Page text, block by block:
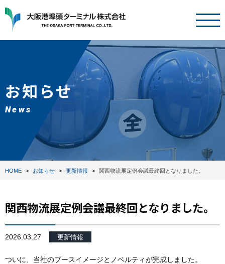
お知らせ
News
HOME お知らせ 更新情報 関西物流展定例会議最終回となりました。
関西物流展定例会議最終回となりました。
2026.03.27 更新情報
ついに、当社のブースイメージとノベルティが完成しました。